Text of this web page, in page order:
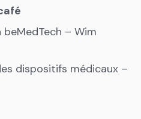
– Wim
dispositifs médicaux –